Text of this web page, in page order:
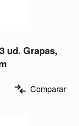
ud. Grapas,
Comparar